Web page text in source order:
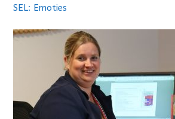
SEL: Emoties